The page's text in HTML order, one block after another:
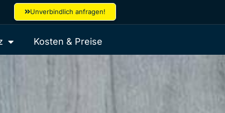
Unverbindlich anfragen!
Kosten & Preise